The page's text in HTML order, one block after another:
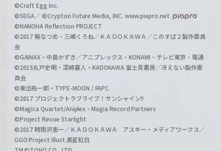
©Craft Egg Inc.
©SEGA／ ©Crypton Future Media, INC. www.piapro.net
©NANOHA Reflection PROJECT
©2017 暁なつめ・三嶋くろね／ＫＡＤＯＫＡＷＡ／このすば２製作委員
会
©GAINAX・中島かずき／アニプレックス・KONAMI・テレビ東京・電通
©2015丸戸史明・深崎暮人・KADOKAWA 富士見書房／冴えない製作委
員会
©東出祐一郎・TYPE-MOON / FAPC
©2017 プロジェクトラブライブ！サンシャイン!!
©Magica Quartet/Aniplex・Magia Record Partners
©Project Revue Starlight
©2017 時雨沢恵一／ＫＡＤＯＫＡＷＡ アスキー・メディアワークス／
GGO Project illust.黒星紅白